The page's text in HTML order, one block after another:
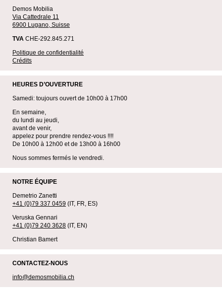
Demos Mobilia
Via Cattedrale 11
6900 Lugano, Suisse
TVA CHE-292.845.271
Politique de confidentialité
Crédits
HEURES D’OUVERTURE
Samedi: toujours ouvert de 10h00 à 17h00
En semaine,
du lundi au jeudi,
avant de venir,
appelez pour prendre rendez-vous !!!!
De 10h00 à 12h00 et de 13h00 à 16h00
Nous sommes fermés le vendredi.
NOTRE ÉQUIPE
Demetrio Zanetti
+41 (0)79 337 0459 (IT, FR, ES)
Veruska Gennari
+41 (0)79 240 3628 (IT, EN)
Christian Bamert
CONTACTEZ-NOUS
info@demosmobilia.ch